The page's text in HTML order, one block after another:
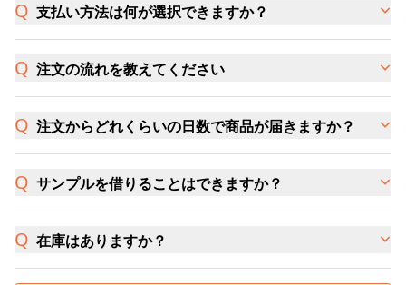
支払い方法は何が選択できますか？
注文の流れを教えてください
注文からどれくらいの日数で商品が届きますか？
サンプルを借りることはできますか？
在庫はありますか？